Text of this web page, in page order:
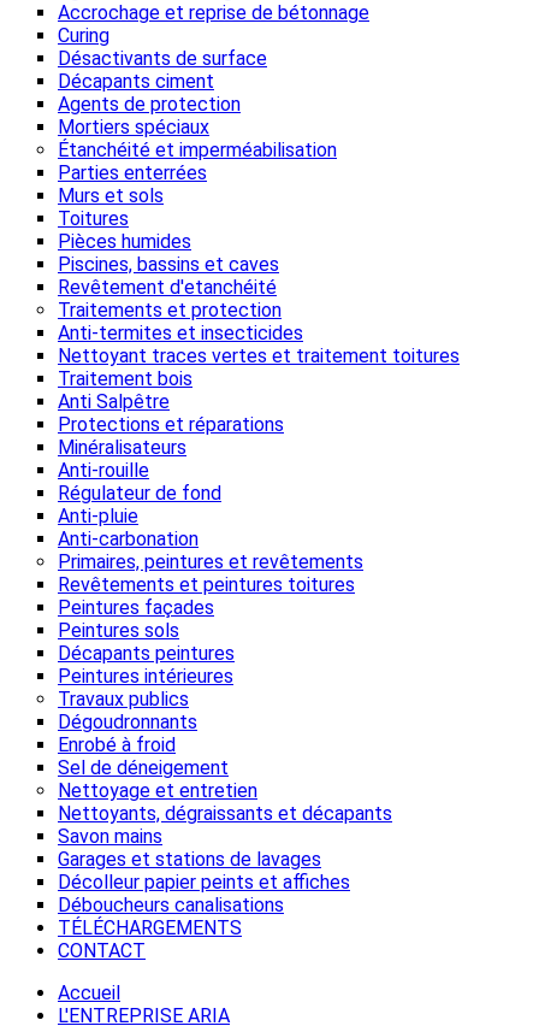
Accrochage et reprise de bétonnage
Curing
Désactivants de surface
Décapants ciment
Agents de protection
Mortiers spéciaux
Étanchéité et imperméabilisation
Parties enterrées
Murs et sols
Toitures
Pièces humides
Piscines, bassins et caves
Revêtement d'etanchéité
Traitements et protection
Anti-termites et insecticides
Nettoyant traces vertes et traitement toitures
Traitement bois
Anti Salpêtre
Protections et réparations
Minéralisateurs
Anti-rouille
Régulateur de fond
Anti-pluie
Anti-carbonation
Primaires, peintures et revêtements
Revêtements et peintures toitures
Peintures façades
Peintures sols
Décapants peintures
Peintures intérieures
Travaux publics
Dégoudronnants
Enrobé à froid
Sel de déneigement
Nettoyage et entretien
Nettoyants, dégraissants et décapants
Savon mains
Garages et stations de lavages
Décolleur papier peints et affiches
Déboucheurs canalisations
TÉLÉCHARGEMENTS
CONTACT
Accueil
L'ENTREPRISE ARIA